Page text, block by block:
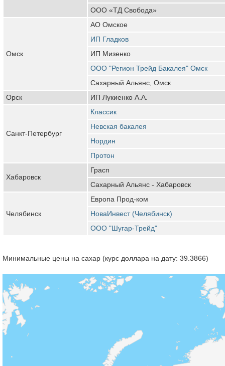
ООО «ТД Свобода»
Омск
АО Омское
ИП Гладков
ИП Мизенко
ООО "Регион Трейд Бакалея" Омск
Сахарный Альянс, Омск
Орск
ИП Лукиенко А.А.
Санкт-Петербург
Классик
Невская бакалея
Нордин
Протон
Хабаровск
Грасп
Сахарный Альянс - Хабаровск
Челябинск
Европа Прод-ком
НоваИнвест (Челябинск)
ООО "Шугар-Трейд"
Минимальные цены на сахар (курс доллара на дату: 39.3866)